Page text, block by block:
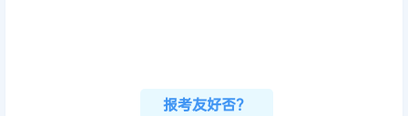
报考友好否？